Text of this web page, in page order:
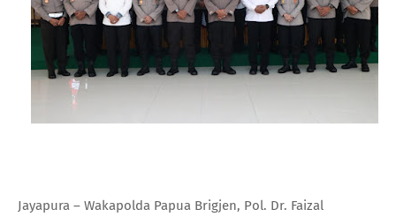
Jayapura – Wakapolda Papua Brigjen, Pol. Dr. Faizal